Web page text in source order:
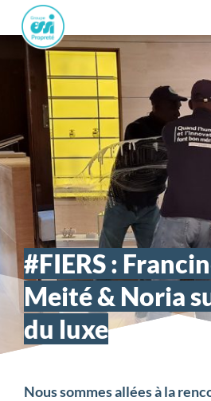
#FIERS :
Meité & Noria
du luxe
Nous sommes allées à la